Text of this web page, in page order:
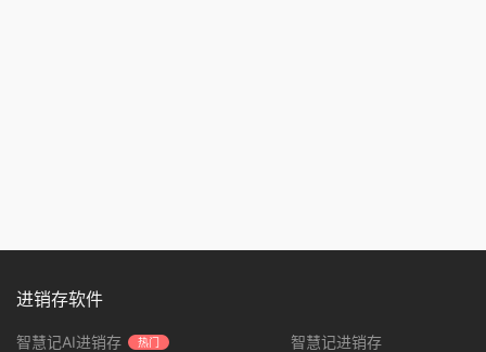
进销存软件
智慧记AI进销存 热门
智慧记进销存